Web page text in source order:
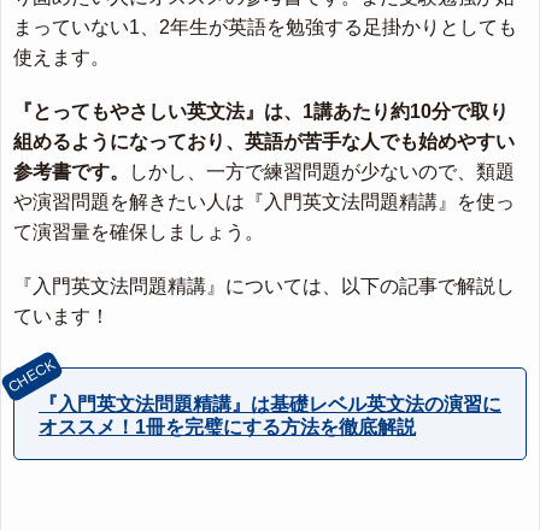
まっていない1、2年生が英語を勉強する足掛かりとしても
使えます。
『とってもやさしい英文法』は、1講あたり約10分で取り
組めるようになっており、英語が苦手な人でも始めやすい
参考書です。
しかし、一方で練習問題が少ないので、類題
や演習問題を解きたい人は『入門英文法問題精講』を使っ
て演習量を確保しましょう。
『入門英文法問題精講』については、以下の記事で解説し
ています！
『入門英文法問題精講』は基礎レベル英文法の演習に
オススメ！1冊を完璧にする方法を徹底解説